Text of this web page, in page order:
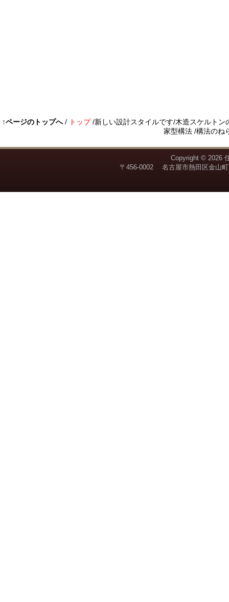
↑ページのトップへ/ トップ/新しい設計スタイルです/木造スケルトン
家型構法 /構法のね
Copyright © 2026
〒456-0002 名古屋市熱田区金山